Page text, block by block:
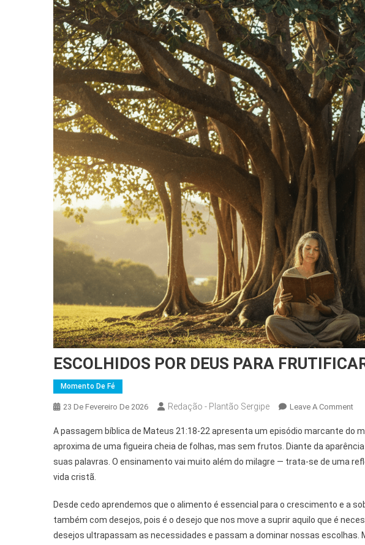
ESCOLHIDOS POR DEUS PARA
Momento De Fé
23 De Fevereiro De 2026 Redação - Plantão Sergipe Leave A CommentOn
A passagem bíblica de Mateus 21:18-22 apresenta um episódio marcante do
aproxima de uma figueira cheia de folhas, mas sem frutos. Diante da
suas palavras. O ensinamento vai muito além do milagre — trata-se de uma
vida cristã.
Desde cedo aprendemos que o alimento é essencial para o crescimento e a
também com desejos, pois é o desejo que nos move a suprir aquilo que é
desejos ultrapassam as necessidades e passam a dominar nossas